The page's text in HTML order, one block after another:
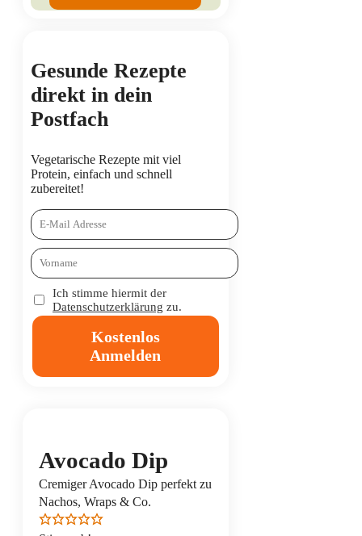
Gesunde Rezepte
direkt in dein
Postfach
Vegetarische Rezepte mit viel
Protein, einfach und schnell
zubereitet!
Ich stimme hiermit der
Datenschutzerklärung zu.
Kostenlos
Anmelden
Avocado Dip
Cremiger Avocado Dip perfekt zu
Nachos, Wraps & Co.